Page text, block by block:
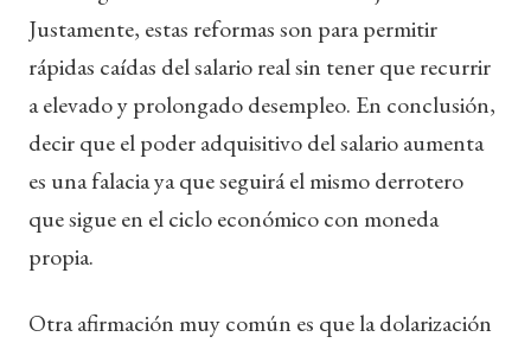
Justamente, estas reformas son para permitir
rápidas caídas del salario real sin tener que recurrir
a elevado y prolongado desempleo. En conclusión,
decir que el poder adquisitivo del salario aumenta
es una falacia ya que seguirá el mismo derrotero
que sigue en el ciclo económico con moneda
propia.
Otra afirmación muy común es que la dolarización